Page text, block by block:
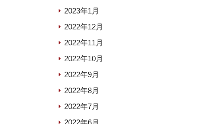
2023年1月
2022年12月
2022年11月
2022年10月
2022年9月
2022年8月
2022年7月